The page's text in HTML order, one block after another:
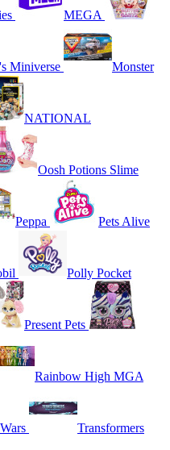
MEGA
Miniverse Monster
NATIONAL
Oosh Potions Slime
Peppa Pets Alive
Polly Pocket
Present Pets
Rainbow High MGA
Transformers